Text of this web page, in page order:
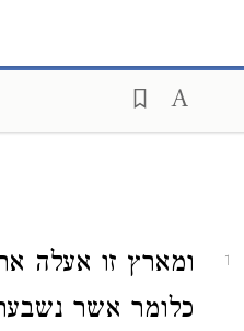
1 ומארץ זו אעלה
כלומר אשר